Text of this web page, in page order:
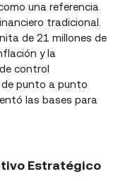
una referencia
tradicional.
de 21 millones de
y la
control
punto a punto
las bases para
Estratégico